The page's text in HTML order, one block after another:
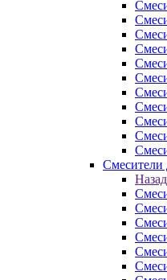
Смесители
Назад